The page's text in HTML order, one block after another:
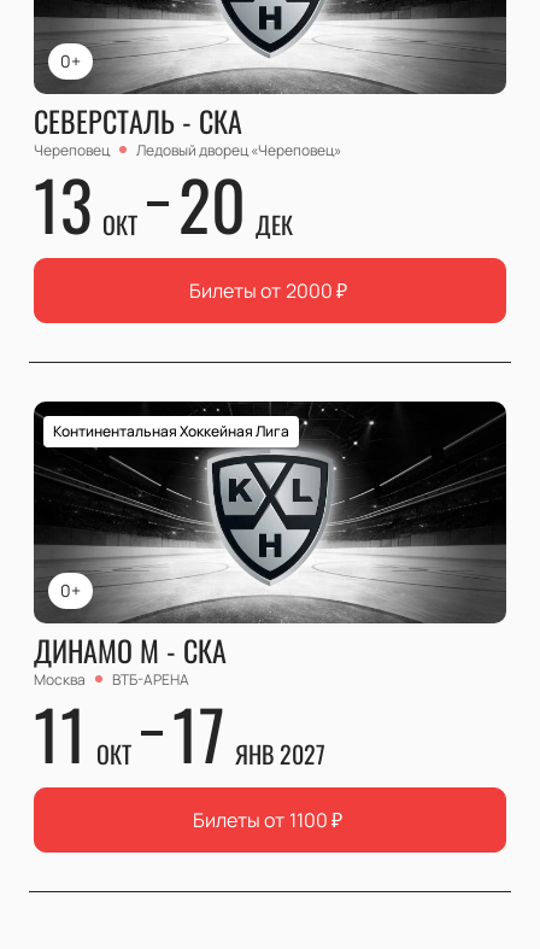
0+
СЕВЕРСТАЛЬ - СКА
Череповец Ледовый дворец «Череповец»
13 ОКТ 20 ДЕК
Билеты от 2000₽
0+
Континентальная Хоккейная Лига
ДИНАМО М - СКА
Москва ВТБ-АРЕНА
11 ОКТ 17 ЯНВ 2027
Билеты от 1100₽